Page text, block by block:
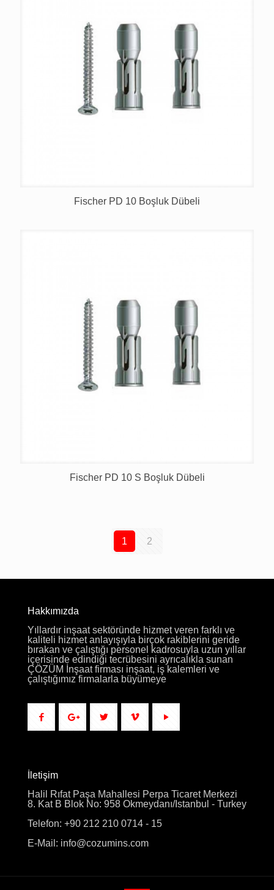
Fischer PD 10 Boşluk Dübeli
Fischer PD 10 S Boşluk Dübeli
1 2
Hakkımızda
Yıllardır inşaat sektöründe hizmet veren farklı ve
kaliteli hizmet anlayışıyla birçok rakiblerini geride
bırakan ve çalıştığı personel kadrosuyla uzun yıllar
içerisinde edindiği tecrübesini ayrıcalıkla sunan
ÇÖZÜM İnşaat firması inşaat, iş kalemleri ve
çalıştığımız firmalarla büyümeye
İletişim
Halil Rıfat Paşa Mahallesi Perpa Ticaret Merkezi
8. Kat B Blok No: 958 Okmeydanı/Istanbul - Turkey
Telefon: +90 212 210 0714 - 15
E-Mail: info@cozumins.com